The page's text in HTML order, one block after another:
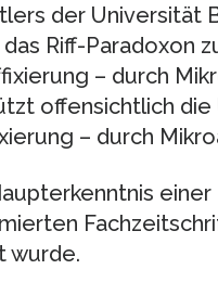
der Universität
Riff-Paradoxon
– durch
offensichtlich
– durch
wurde.